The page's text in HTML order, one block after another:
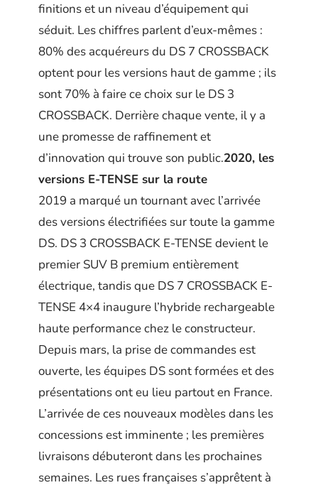
finitions et un niveau d’équipement qui
séduit. Les chiffres parlent d’eux-mêmes :
80% des acquéreurs du DS 7 CROSSBACK
optent pour les versions haut de gamme ; ils
sont 70% à faire ce choix sur le DS 3
CROSSBACK. Derrière chaque vente, il y a
une promesse de raffinement et
d’innovation qui trouve son public.2020, les
versions E-TENSE sur la route
2019 a marqué un tournant avec l’arrivée
des versions électrifiées sur toute la gamme
DS. DS 3 CROSSBACK E-TENSE devient le
premier SUV B premium entièrement
électrique, tandis que DS 7 CROSSBACK E-
TENSE 4×4 inaugure l’hybride rechargeable
haute performance chez le constructeur.
Depuis mars, la prise de commandes est
ouverte, les équipes DS sont formées et des
présentations ont eu lieu partout en France.
L’arrivée de ces nouveaux modèles dans les
concessions est imminente ; les premières
livraisons débuteront dans les prochaines
semaines. Les rues françaises s’apprêtent à